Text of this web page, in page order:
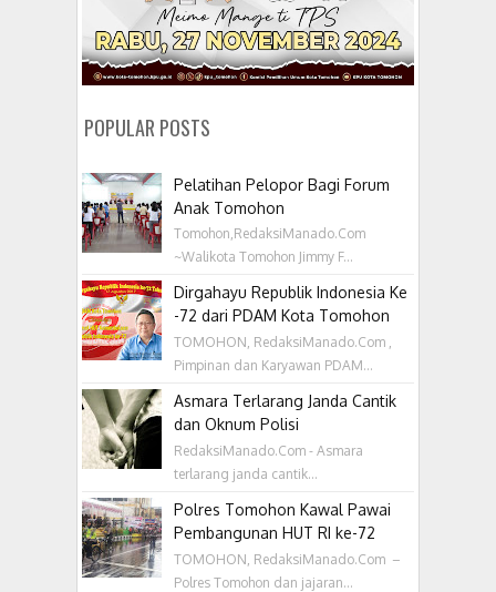
POPULAR POSTS
Pelatihan Pelopor Bagi Forum
Anak Tomohon
Tomohon,RedaksiManado.Com
~Walikota Tomohon Jimmy F...
Dirgahayu Republik Indonesia Ke
-72 dari PDAM Kota Tomohon
TOMOHON, RedaksiManado.Com ,
Pimpinan dan Karyawan PDAM...
Asmara Terlarang Janda Cantik
dan Oknum Polisi
RedaksiManado.Com - Asmara
terlarang janda cantik...
Polres Tomohon Kawal Pawai
Pembangunan HUT RI ke-72
TOMOHON, RedaksiManado.Com –
Polres Tomohon dan jajaran...